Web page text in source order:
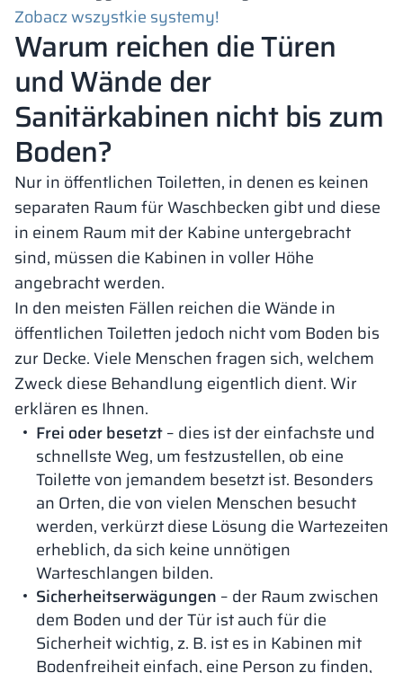
Zobacz wszystkie systemy!
Warum reichen die Türen
und Wände der
Sanitärkabinen nicht bis zum
Boden?
Nur in öffentlichen Toiletten, in denen es keinen
separaten Raum für Waschbecken gibt und diese
in einem Raum mit der Kabine untergebracht
sind, müssen die Kabinen in voller Höhe
angebracht werden.
In den meisten Fällen reichen die Wände in
öffentlichen Toiletten jedoch nicht vom Boden bis
zur Decke. Viele Menschen fragen sich, welchem
Zweck diese Behandlung eigentlich dient. Wir
erklären es Ihnen.
Frei oder besetzt– dies ist der einfachste und
schnellste Weg, um festzustellen, ob eine
Toilette von jemandem besetzt ist. Besonders
an Orten, die von vielen Menschen besucht
werden, verkürzt diese Lösung die Wartezeiten
erheblich, da sich keine unnötigen
Warteschlangen bilden.
Sicherheitserwägungen – der Raum zwischen
dem Boden und der Tür ist auch für die
Sicherheit wichtig, z. B. ist es in Kabinen mit
Bodenfreiheit einfach, eine Person zu finden,